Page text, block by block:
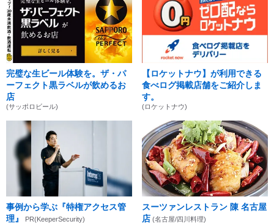
完璧な生ビール体験を。ザ・パ
ーフェクト黒ラベルが飲めるお
店
(サッポロビール)
【ロケットナウ】が利用できる
食べログ掲載店舗をご紹介しま
す。
(ロケットナウ)
事例から学ぶ『特権アクセス管
理』
PR(KeeperSecurity)
スーツァンレストラン 陳 名古屋
店 (名古屋/四川料理)